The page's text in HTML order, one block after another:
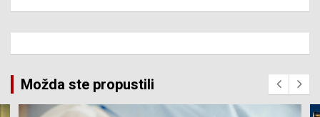
Možda ste propustili